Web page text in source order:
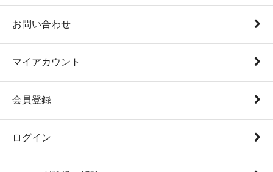
お問い合わせ
マイアカウント
会員登録
ログイン